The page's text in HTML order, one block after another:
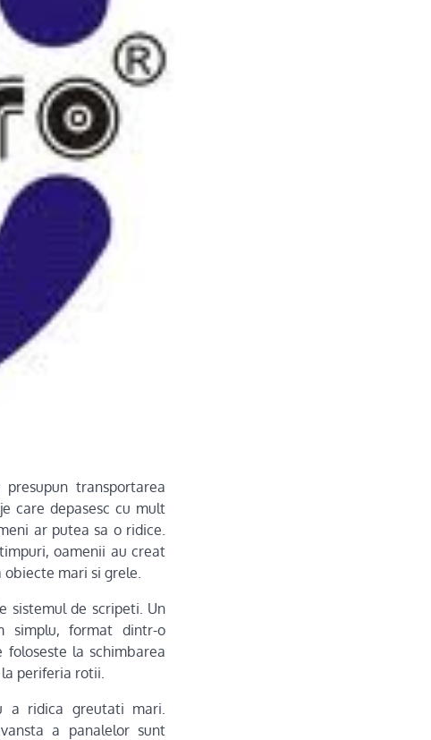
transportarea
care depasesc cu mult
ar putea sa o ridice.
oamenii au creat
mari si grele.
sistemul de scripeti. Un
simplu, format dintr-o
la schimbarea
periferia rotii.
a ridica greutati mari.
a panalelor sunt